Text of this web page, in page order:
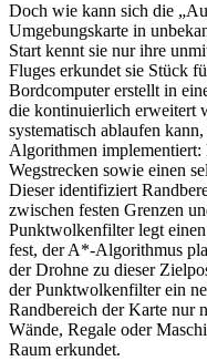
Doch wie kann sich die
Umgebungskarte in
Start kennt sie nur ihre
Fluges erkundet sie Stück
Bordcomputer erstellt in
die kontinuierlich erweitert
systematisch ablaufen
Algorithmen
Wegstrecken sowie einen
Dieser identifiziert
zwischen festen Grenzen
Punktwolkenfilter legt
fest, der A*-Algorithmus
der Drohne zu dieser
der Punktwolkenfilter ein
Randbereich der Karte nur
Wände, Regale oder
Raum erkundet.